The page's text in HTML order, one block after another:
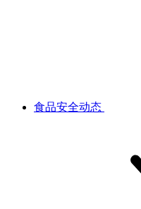
食品安全动态